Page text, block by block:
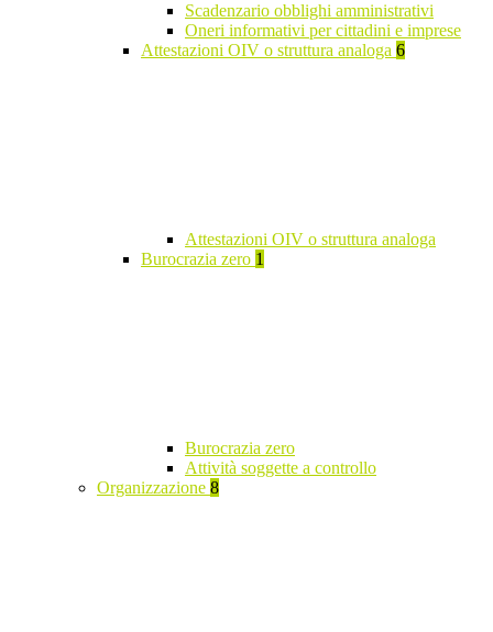
Scadenzario obblighi amministrativi
Oneri informativi per cittadini e imprese
Attestazioni OIV o struttura analoga 6
Attestazioni OIV o struttura analoga
Burocrazia zero 1
Burocrazia zero
Attività soggette a controllo
Organizzazione 8